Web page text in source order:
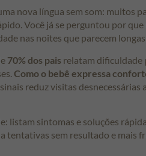
nova língua sem som: muitos
Você já se perguntou por
nas noites que parecem
70% dos pais relatam dificuldade
Como o bebê expressa
reduz visitas
listam sintomas e soluções
tentativas sem resultado e mais